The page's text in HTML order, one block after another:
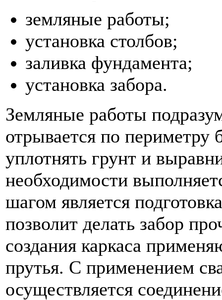
земляные работы;
установка столбов;
заливка фундамента;
установка забора.
Земляные работы
отрывается по периметру
уплотнять грунт и
необходимости
шагом является
позволит делать забор
создания каркаса
прутья. С применением
осуществляется